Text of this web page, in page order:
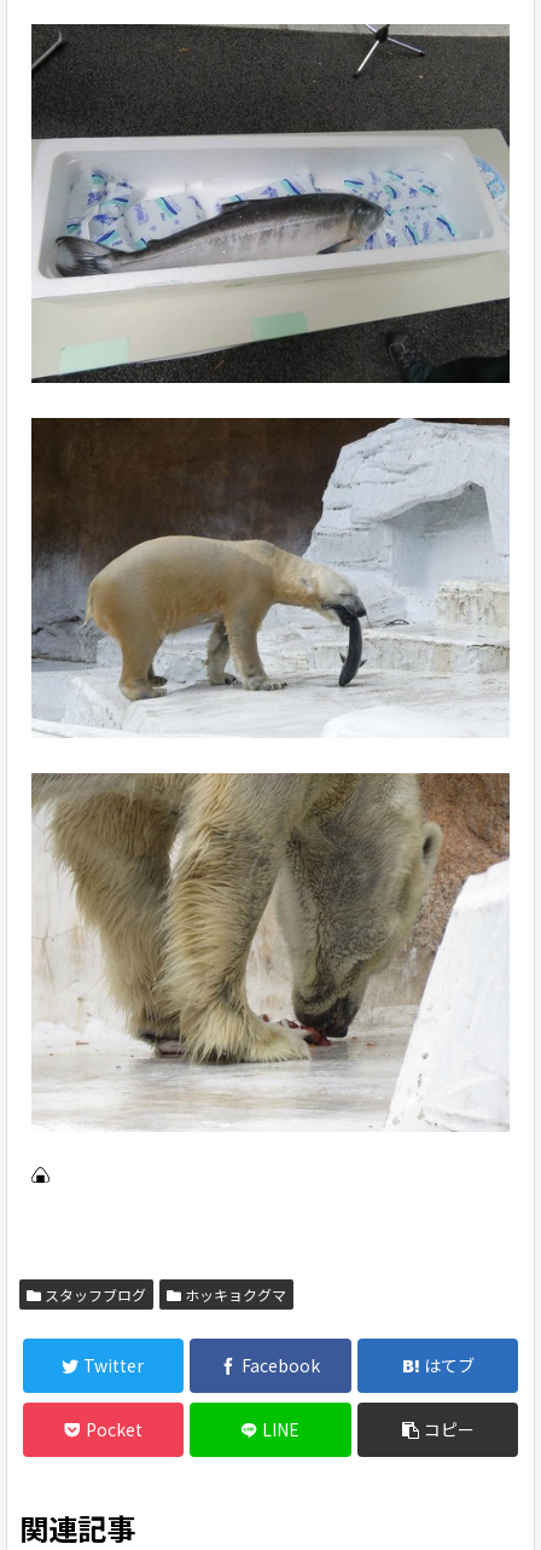
スタッフブログ ホッキョクグマ
Twitter Facebook はてブ
Pocket LINE コピー
関連記事